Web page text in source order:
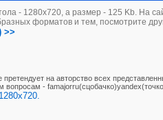
- 1280х720, а размер - 125 Kb. На
форматов и тем, посмотрите
>>
претендует на авторство всех
вопросам -